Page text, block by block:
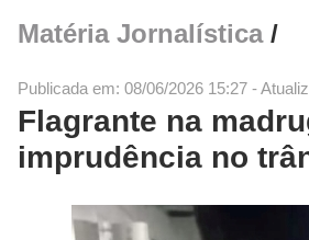
Matéria Jornalística/
Publicada em: 08/06/2026 15:27 -
Flagrante na
imprudência no